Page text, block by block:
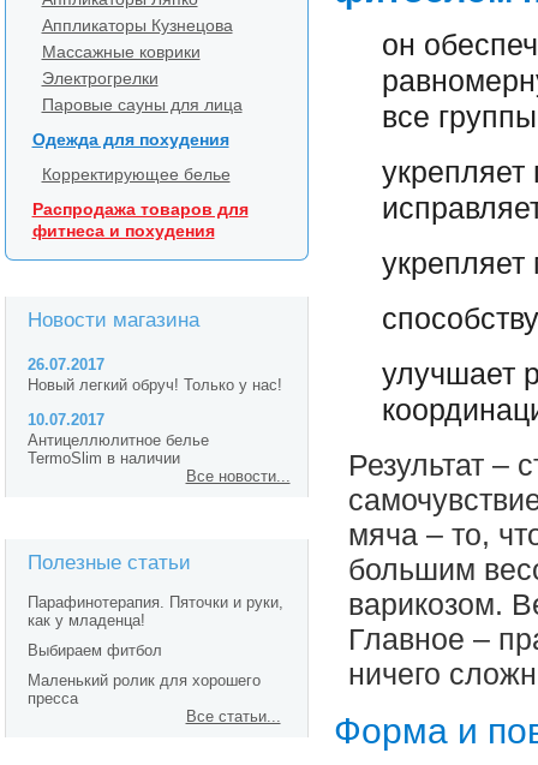
Аппликаторы Кузнецова
Массажные коврики
Электрогрелки
Паровые сауны для лица
Одежда для похудения
Корректирующее белье
Распродажа товаров для
фитнеса и похудения
Новости магазина
26.07.2017
Новый легкий обруч! Только у нас!
10.07.2017
Антицеллюлитное белье
TermoSlim в наличии
Все новости...
Полезные статьи
Парафинотерапия. Пяточки и руки,
как у младенца!
Выбираем фитбол
Маленький ролик для хорошего
пресса
Все статьи...
он
все
укрепляет
улучшает
Результат –
мяча – то,
большим
варикозом.
Главное –
ничего
Форма и